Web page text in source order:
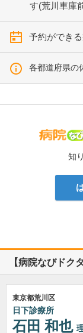
す(荒川車庫
予約ができ
各都道府県の
知
【病院なびドク
東京都荒川区
日下診療所
石田 和也